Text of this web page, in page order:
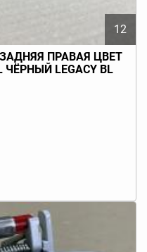
12
ПРАВАЯ ЦВЕТ
ЧЁРНЫЙ LEGACY BL